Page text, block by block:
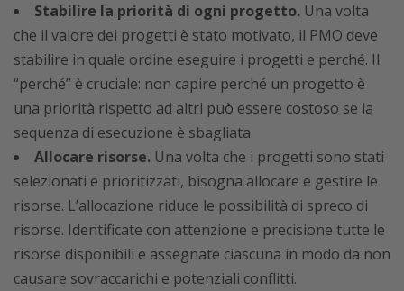
Stabilire la priorità di ogni progetto. Una volta
che il valore dei progetti è stato motivato, il PMO deve
stabilire in quale ordine eseguire i progetti e perché. Il
“perché” è cruciale: non capire perché un progetto è
una priorità rispetto ad altri può essere costoso se la
sequenza di esecuzione è sbagliata.
Allocare risorse. Una volta che i progetti sono stati
selezionati e prioritizzati, bisogna allocare e gestire le
risorse. L’allocazione riduce le possibilità di spreco di
risorse. Identificate con attenzione e precisione tutte le
risorse disponibili e assegnate ciascuna in modo da non
causare sovraccarichi e potenziali conflitti.